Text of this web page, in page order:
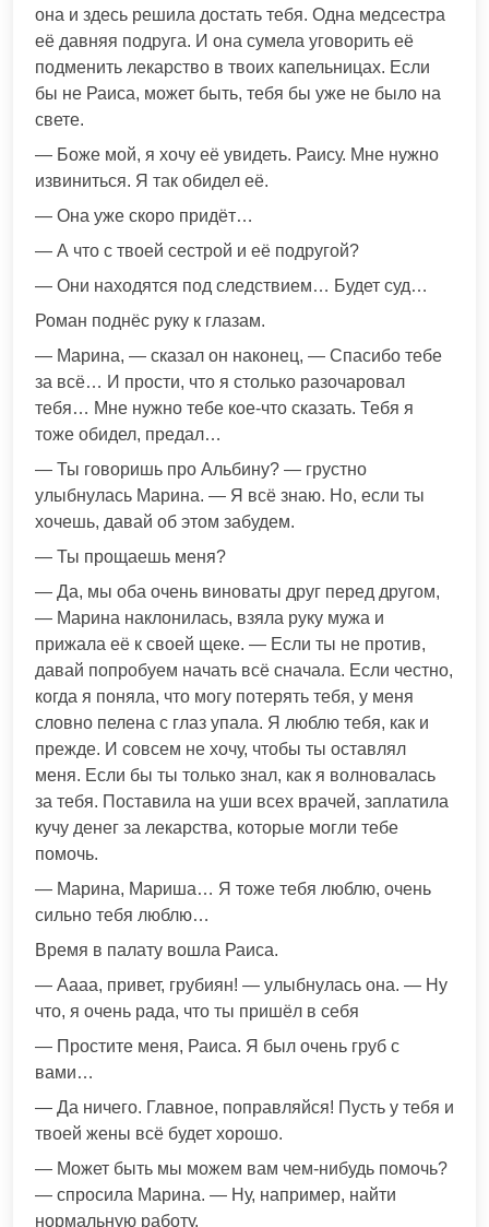
она и здесь решила достать тебя. Одна медсестра
её давняя подруга. И она сумела уговорить её
подменить лекарство в твоих капельницах. Если
бы не Раиса, может быть, тебя бы уже не было на
свете.
— Боже мой, я хочу её увидеть. Раису. Мне нужно
извиниться. Я так обидел её.
— Она уже скоро придёт…
— А что с твоей сестрой и её подругой?
— Они находятся под следствием… Будет суд…
Роман поднёс руку к глазам.
— Марина, — сказал он наконец, — Спасибо тебе
за всё… И прости, что я столько разочаровал
тебя… Мне нужно тебе кое-что сказать. Тебя я
тоже обидел, предал…
— Ты говоришь про Альбину? — грустно
улыбнулась Марина. — Я всё знаю. Но, если ты
хочешь, давай об этом забудем.
— Ты прощаешь меня?
— Да, мы оба очень виноваты друг перед другом,
— Марина наклонилась, взяла руку мужа и
прижала её к своей щеке. — Если ты не против,
давай попробуем начать всё сначала. Если честно,
когда я поняла, что могу потерять тебя, у меня
словно пелена с глаз упала. Я люблю тебя, как и
прежде. И совсем не хочу, чтобы ты оставлял
меня. Если бы ты только знал, как я волновалась
за тебя. Поставила на уши всех врачей, заплатила
кучу денег за лекарства, которые могли тебе
помочь.
— Марина, Мариша… Я тоже тебя люблю, очень
сильно тебя люблю…
Время в палату вошла Раиса.
— Аааа, привет, грубиян! — улыбнулась она. — Ну
что, я очень рада, что ты пришёл в себя
— Простите меня, Раиса. Я был очень груб с
вами…
— Да ничего. Главное, поправляйся! Пусть у тебя и
твоей жены всё будет хорошо.
— Может быть мы можем вам чем-нибудь помочь?
— спросила Марина. — Ну, например, найти
нормальную работу.